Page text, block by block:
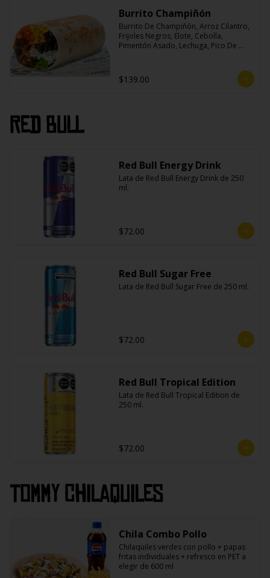
Burrito Champiñón
Burrito De Champiñón, Arroz Cilantro,
Frijoles Negros, Elote, Cebolla,
Pimentón Asado, Lechuga, Pico De
$139.00
Red Bull
Red Bull Energy Drink
Lata de Red Bull Energy Drink de 250
ml.
$72.00
Red Bull Sugar Free
Lata de Red Bull Sugar Free de 250 ml.
$72.00
Red Bull Tropical Edition
Lata de Red Bull Tropical Edition de
250 ml.
$72.00
Tommy Chilaquiles
Chila Combo Pollo
Chilaquiles verdes con pollo + papas
fritas individuales + refresco en PET a
elegir de 600 ml